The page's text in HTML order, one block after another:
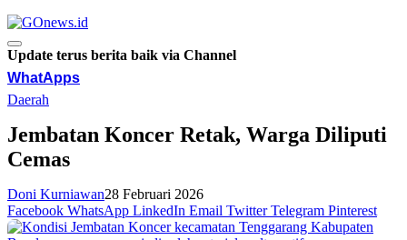
Update terus berita baik via Channel
WhatApps
Daerah
Jembatan Koncer Retak, Warga Diliputi
Cemas
Doni Kurniawan28 Februari 2026
Facebook WhatsApp LinkedIn Email Twitter Telegram Pinterest